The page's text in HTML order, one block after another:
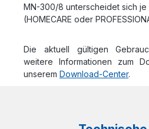
MN-300/8 unterscheidet sich je
(HOMECARE oder
Die aktuell gültigen
weitere Informationen zum
unserem Download-Center.